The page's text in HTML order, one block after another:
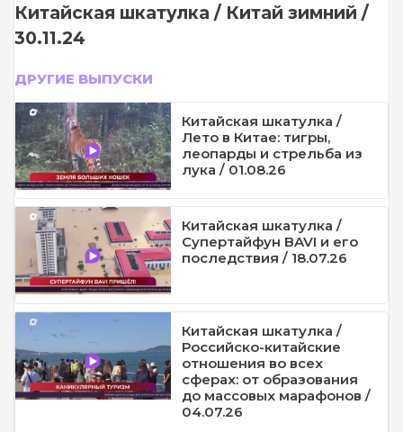
Китайская шкатулка / Китай зимний /
30.11.24
ДРУГИЕ ВЫПУСКИ
Китайская шкатулка /
Лето в Китае: тигры,
леопарды и стрельба из
лука / 01.08.26
Китайская шкатулка /
Супертайфун BAVI и его
последствия / 18.07.26
Китайская шкатулка /
Российско-китайские
отношения во всех
сферах: от образования
до массовых марафонов /
04.07.26